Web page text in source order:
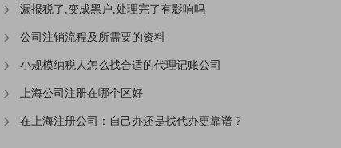
漏报税了,变成黑户,处理完了有影响吗
公司注销流程及所需要的资料
小规模纳税人怎么找合适的代理记账公司
上海公司注册在哪个区好
在上海注册公司：自己办还是找代办更靠谱？